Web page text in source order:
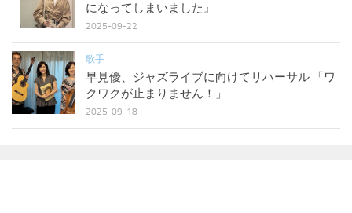
になってしまいました』
2025-09-22
歌手
早見優、ジャズライブに向けてリハーサル 「ワ
クワクが止まりません！」
2025-09-18